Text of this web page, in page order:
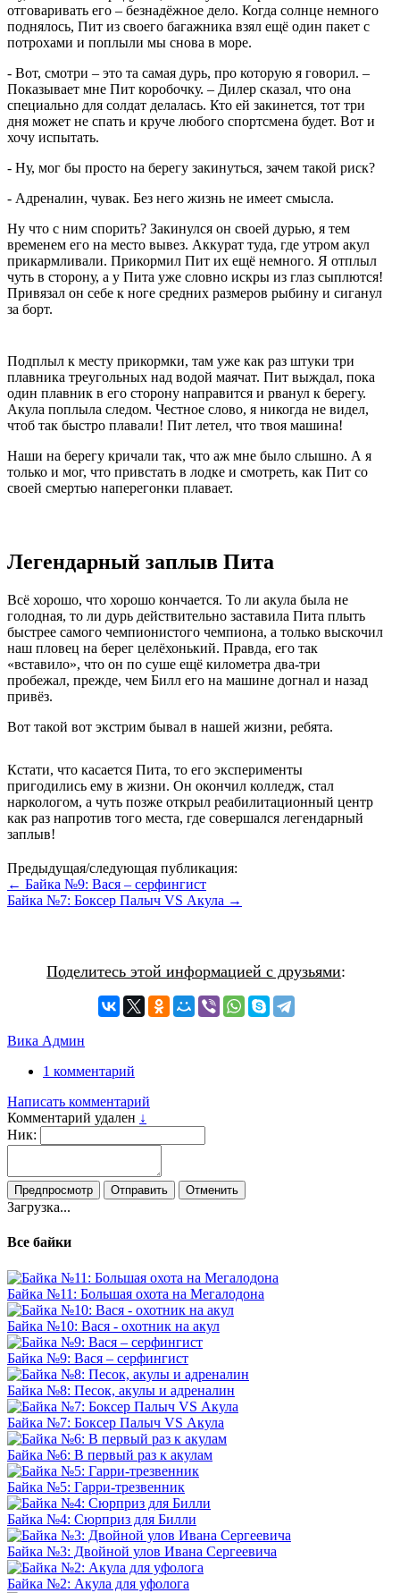
отговаривать его – безнадёжное дело. Когда солнце немного
поднялось, Пит из своего багажника взял ещё один пакет с
потрохами и поплыли мы снова в море.
- Вот, смотри – это та самая дурь, про которую я говорил. –
Показывает мне Пит коробочку. – Дилер сказал, что она
специально для солдат делалась. Кто ей закинется, тот три
дня может не спать и круче любого спортсмена будет. Вот и
хочу испытать.
- Ну, мог бы просто на берегу закинуться, зачем такой риск?
- Адреналин, чувак. Без него жизнь не имеет смысла.
Ну что с ним спорить? Закинулся он своей дурью, я тем
временем его на место вывез. Аккурат туда, где утром акул
прикармливали. Прикормил Пит их ещё немного. Я отплыл
чуть в сторону, а у Пита уже словно искры из глаз сыплются!
Привязал он себе к ноге средних размеров рыбину и сиганул
за борт.
Подплыл к месту прикормки, там уже как раз штуки три
плавника треугольных над водой маячат. Пит выждал, пока
один плавник в его сторону направится и рванул к берегу.
Акула поплыла следом. Честное слово, я никогда не видел,
чтоб так быстро плавали! Пит летел, что твоя машина!
Наши на берегу кричали так, что аж мне было слышно. А я
только и мог, что привстать в лодке и смотреть, как Пит со
своей смертью наперегонки плавает.
Легендарный заплыв Пита
Всё хорошо, что хорошо кончается. То ли акула была не
голодная, то ли дурь действительно заставила Пита плыть
быстрее самого чемпионистого чемпиона, а только выскочил
наш пловец на берег целёхонький. Правда, его так
«вставило», что он по суше ещё километра два-три
пробежал, прежде, чем Билл его на машине догнал и назад
привёз.
Вот такой вот экстрим бывал в нашей жизни, ребята.
Кстати, что касается Пита, то его эксперименты
пригодились ему в жизни. Он окончил колледж, стал
наркологом, а чуть позже открыл реабилитационный центр
как раз напротив того места, где совершался легендарный
заплыв!
Предыдущая/следующая публикация:
← Байка №9: Вася – серфингист
Байка №7: Боксер Палыч VS Акула →
Поделитесь этой информацией с друзьями:
Вика Админ
1 комментарий
Написать комментарий
Комментарий удален ↓
Ник:
Загрузка...
Все байки
Байка №11: Большая охота на Мегалодона
Байка №10: Вася - охотник на акул
Байка №9: Вася – серфингист
Байка №8: Песок, акулы и адреналин
Байка №7: Боксер Палыч VS Акула
Байка №6: В первый раз к акулам
Байка №5: Гарри-трезвенник
Байка №4: Сюрприз для Билли
Байка №3: Двойной улов Ивана Сергеевича
Байка №2: Акула для уфолога